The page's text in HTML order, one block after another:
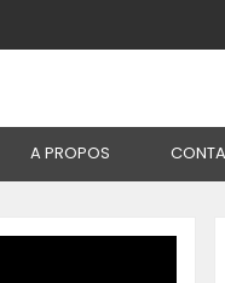
A PROPOS